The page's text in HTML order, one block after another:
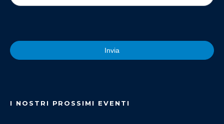
Invia
I NOSTRI PROSSIMI EVENTI